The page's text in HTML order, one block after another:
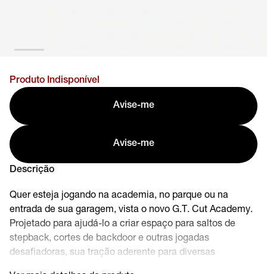
Produto Indisponível
Avise-me
Avise-me
Descrição
Quer esteja jogando na academia, no parque ou na
entrada de sua garagem, vista o novo G.T. Cut Academy.
Projetado para ajudá-lo a criar espaço para saltos de
stepback, cortes de backdoor e outras jogadas
desafiadoras, sua tração aderente para diversas